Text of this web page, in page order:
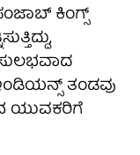
ಕಿಂಗ್ಸ್
ತಂಡವು
ಯುವಕರಿಗೆ